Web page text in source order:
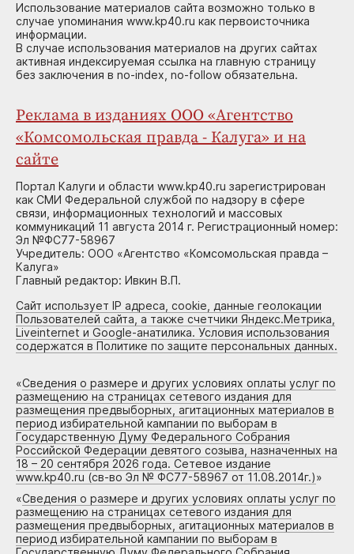
Использование материалов сайта возможно только в
случае упоминания www.kp40.ru как первоисточника
информации.
В случае использования материалов на других сайтах
активная индексируемая ссылка на главную страницу
без заключения в no-index, no-follow обязательна.
Реклама в изданиях ООО «Агентство
«Комсомольская правда - Калуга» и на
сайте
Портал Калуги и области www.kp40.ru зарегистрирован
как СМИ Федеральной службой по надзору в сфере
связи, информационных технологий и массовых
коммуникаций 11 августа 2014 г. Регистрационный номер:
Эл №ФС77-58967
Учредитель: ООО «Агентство «Комсомольская правда –
Калуга»
Главный редактор: Ивкин В.П.
Сайт использует IP адреса, cookie, данные геолокации
Пользователей сайта, а также счетчики Яндекс.Метрика,
Liveinternet и Google-анатилика. Условия использования
содержатся в Политике по защите персональных данных.
«Сведения о размере и других условиях оплаты услуг по
размещению на страницах сетевого издания для
размещения предвыборных, агитационных материалов в
период избирательной кампании по выборам в
Государственную Думу Федерального Собрания
Российской Федерации девятого созыва, назначенных на
18 – 20 сентября 2026 года. Сетевое издание
www.kp40.ru (св-во Эл № ФС77-58967 от 11.08.2014г.)»
«Сведения о размере и других условиях оплаты услуг по
размещению на страницах сетевого издания для
размещения предвыборных, агитационных материалов в
период избирательной кампании по выборам в